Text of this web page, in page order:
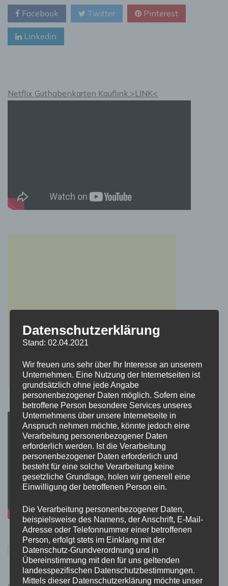
Nachteile
von
CBD:
Facebook Twitter Pinterest
Linkedin
Netflix Guthabenkarten Kauflink.>LINK<
Datenschutzerklärung
Stand: 02.04.2021
Wir freuen uns sehr über Ihr Interesse an unserem
Unternehmen. Eine Nutzung der Internetseiten ist
grundsätzlich ohne jede Angabe
personenbezogener Daten möglich. Sofern eine
betroffene Person besondere Services unseres
Unternehmens über unsere Internetseite in
Anspruch nehmen möchte, könnte jedoch eine
Verarbeitung personenbezogener Daten
erforderlich werden. Ist die Verarbeitung
personenbezogener Daten erforderlich und
besteht für eine solche Verarbeitung keine
gesetzliche Grundlage, holen wir generell eine
Einwilligung der betroffenen Person ein.
Die Verarbeitung personenbezogener Daten,
beispielsweise des Namens, der Anschrift, E-Mail-
Adresse oder Telefonnummer einer betroffenen
Person, erfolgt stets im Einklang mit der
Datenschutz-Grundverordnung und in
Übereinstimmung mit den für uns geltenden
landesspezifischen Datenschutzbestimmungen.
Mittels dieser Datenschutzerklärung möchte unser